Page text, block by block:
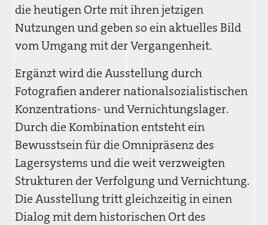
die heutigen Orte mit ihren jetzigen
Nutzungen und geben so ein aktuelles Bild
vom Umgang mit der Vergangenheit.
Ergänzt wird die Ausstellung durch
Fotografien anderer nationalsozialistischen
Konzentrations- und Vernichtungslager.
Durch die Kombination entsteht ein
Bewusstsein für die Omnipräsenz des
Lagersystems und die weit verzweigten
Strukturen der Verfolgung und Vernichtung.
Die Ausstellung tritt gleichzeitig in einen
Dialog mit dem historischen Ort des